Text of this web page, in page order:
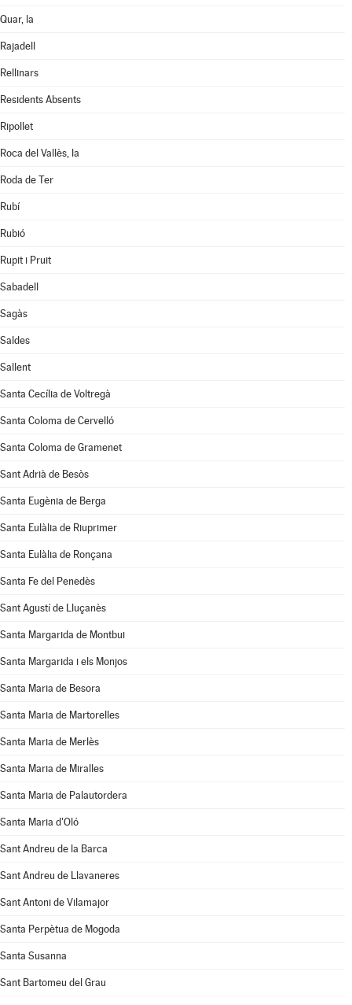
Quar, la
Rajadell
Rellinars
Residents Absents
Ripollet
Roca del Vallès, la
Roda de Ter
Rubí
Rubió
Rupit i Pruit
Sabadell
Sagàs
Saldes
Sallent
Santa Cecília de Voltregà
Santa Coloma de Cervelló
Santa Coloma de Gramenet
Sant Adrià de Besòs
Santa Eugènia de Berga
Santa Eulàlia de Riuprimer
Santa Eulàlia de Ronçana
Santa Fe del Penedès
Sant Agustí de Lluçanès
Santa Margarida de Montbui
Santa Margarida i els Monjos
Santa Maria de Besora
Santa Maria de Martorelles
Santa Maria de Merlès
Santa Maria de Miralles
Santa Maria de Palautordera
Santa Maria d'Oló
Sant Andreu de la Barca
Sant Andreu de Llavaneres
Sant Antoni de Vilamajor
Santa Perpètua de Mogoda
Santa Susanna
Sant Bartomeu del Grau